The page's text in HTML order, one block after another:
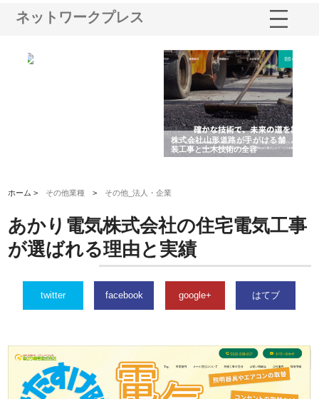
ネットワークプレス
株式会社山形道路が手がける舗
装工事と土木技術の全容
ホクシン
る給排水
績と強み
ホーム > その他業種 > その他_法人・企業
あかり電気株式会社の住宅電気工事
が選ばれる理由と実績
twitter facebook google+ はてブ